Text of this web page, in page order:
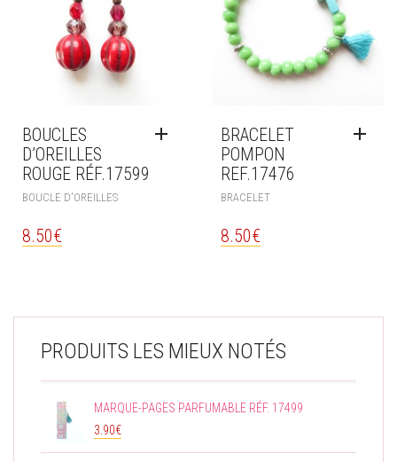
BOUCLES
D’OREILLES
ROUGE RÉF.17599
BOUCLE D'OREILLES
8.50€
BRACELET
POMPON
REF.17476
BRACELET
8.50€
PRODUITS LES MIEUX NOTÉS
MARQUE-PAGES PARFUMABLE RÉF. 17499
3.90€